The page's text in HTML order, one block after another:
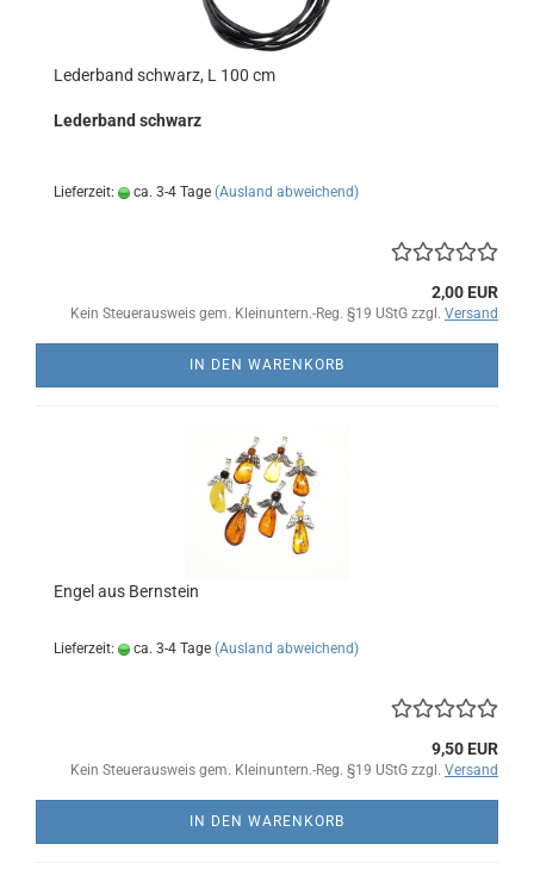
Lederband schwarz, L 100 cm
Lederband schwarz
Lieferzeit: ca. 3-4 Tage (Ausland abweichend)
2,00 EUR
Kein Steuerausweis gem. Kleinuntern.-Reg. §19 UStG zzgl. Versand
IN DEN WARENKORB
Engel aus Bernstein
Lieferzeit: ca. 3-4 Tage (Ausland abweichend)
9,50 EUR
Kein Steuerausweis gem. Kleinuntern.-Reg. §19 UStG zzgl. Versand
IN DEN WARENKORB